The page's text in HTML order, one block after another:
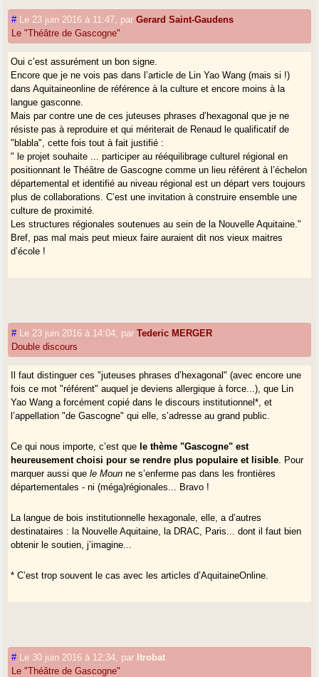
# Le 23 juin 2016 à 11:47 parGerard Saint-Gaudens
Le "Théâtre de Gascogne"
Oui c’est assurément un bon signe.
Encore que je ne vois pas dans l’article de Lin Yao Wang (mais si !)
dans Aquitaineonline de référence à la culture et encore moins à la
langue gasconne.
Mais par contre une de ces juteuses phrases d’hexagonal que je ne
résiste pas à reproduire et qui mériterait de Renaud le qualificatif de
"blabla", cette fois tout à fait justifié :
" le projet souhaite ... participer au rééquilibrage culturel régional en
positionnant le Théâtre de Gascogne comme un lieu référent à l’échelon
départemental et identifié au niveau régional est un départ vers toujours
plus de collaborations. C’est une invitation à construire ensemble une
culture de proximité.
Les structures régionales soutenues au sein de la Nouvelle Aquitaine."
Bref, pas mal mais peut mieux faire auraient dit nos vieux maitres
d’école !
# Le 23 juin 2016 à 14:04 parTederic MERGER
Double discours
Il faut distinguer ces "juteuses phrases d’hexagonal" (avec encore une
fois ce mot "référent" auquel je deviens allergique à force...), que Lin
Yao Wang a forcément copié dans le discours institutionnel*, et
l’appellation "de Gascogne" qui elle, s’adresse au grand public.
Ce qui nous importe, c’est que le thème "Gascogne" est
heureusement choisi pour se rendre plus populaire et lisible . Pour
marquer aussi quele Moun ne s’enferme pas dans les frontières
départementales - ni (méga)régionales... Bravo !
La langue de bois institutionnelle hexagonale, elle, a d’autres
destinataires : la Nouvelle Aquitaine, la DRAC, Paris... dont il faut bien
obtenir le soutien, j’imagine...
* C’est trop souvent le cas avec les articles d’AquitaineOnline.
# Le 30 juin 2016 à 12:34 par ltrobat
Le "Théâtre de Gascogne"